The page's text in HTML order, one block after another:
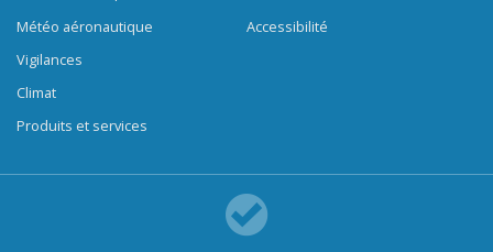
Météo aéronautique
Vigilances
Climat
Produits et services
Accessibilité